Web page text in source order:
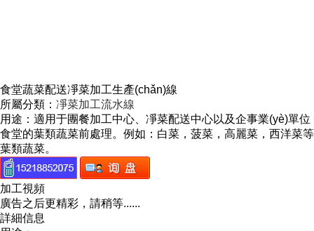
食堂蔬菜配送凈菜加工生產(chǎn)線
所屬分類： 凈菜加工流水線
用途：適用于團餐加工中心、凈菜配送中心以及企事業(yè)單位
食堂的葉類蔬菜前處理。例如：白菜，菠菜，高麗菜，西洋菜等
葉類蔬菜。
加工視頻
廣告之后更精彩，請稍等......
詳細信息